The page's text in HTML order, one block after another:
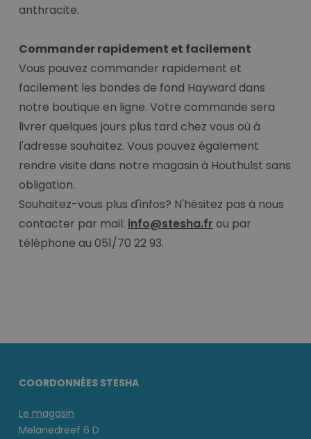
anthracite.
Commander rapidement et facilement
Vous pouvez commander rapidement et
facilement les bondes de fond Hayward dans
notre boutique en ligne. Votre commande sera
livrer quelques jours plus tard chez vous où à
l'adresse souhaitez. Vous pouvez également
rendre visite dans notre magasin à Houthulst sans
obligation.
Souhaitez-vous plus d'infos? N'hésitez pas à nous
contacter par mail: info@stesha.fr ou par
téléphone au 051/70 22 93.
COORDONNÉES STESHA
Le magasin
Melanedreef 6 D